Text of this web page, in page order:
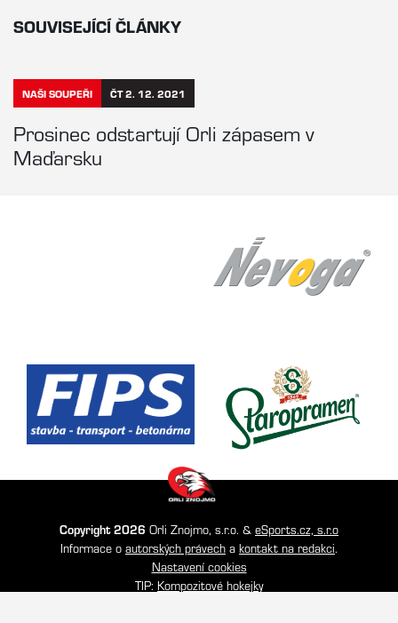
SOUVISEJÍCÍ ČLÁNKY
NAŠI SOUPEŘI ČT 2. 12. 2021
Prosinec odstartují Orli zápasem v
Maďarsku
Copyright 2026 Orli Znojmo, s.r.o. & eSports.cz, s.r.o
Informace o autorských právech a kontakt na redakci.
Nastavení cookies
TIP: Kompozitové hokejky